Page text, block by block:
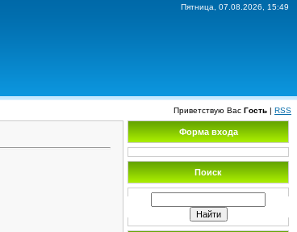
Пятница, 07.08.2026, 15:49
Приветствую Вас Гость | RSS
Форма входа
Поиск